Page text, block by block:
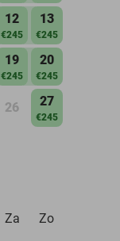
12
€245
13
€245
19
€245
20
€245
26 27
€245
Za Zo